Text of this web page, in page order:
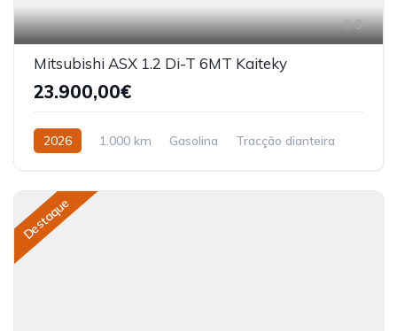
9
Mitsubishi ASX 1.2 Di-T 6MT Kaiteky
23.900,00€
2026 1.000 km Gasolina Tracção dianteira
Destaque